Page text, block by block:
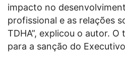
impacto no
profissional e as relações
TDHA”, explicou o autor.
para a sanção do